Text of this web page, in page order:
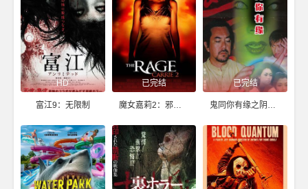
HD
富江9：无限制
已完结
魔女嘉莉2：邪气逼人
已完结
鬼同你有缘之阴尸路